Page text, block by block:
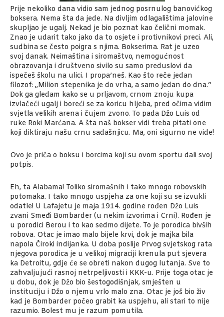
Prije nekoliko dana vidio sam jednog posrnulog banovićkog
boksera. Nema šta da jede. Na divljim odlagalištima jalovine
skupljao je ugalj. Nekad je bio poznat kao čelični momak.
Znao je udarit tako jako da to osjete i protivnikovi preci. Ali,
sudbina se često poigra s njima. Bokserima. Rat je uzeo
svoj danak. Neimaština i siromaštvo, nemogućnost
obrazovanja i društveno sivilo su samo preduslovi da
ispečeš školu na ulici. I propa’neš. Kao što reče jedan
filozof: „Milion stepenika je do vrha, a samo jedan do dna.“
Dok ga gledam kako se u prljavom, crnom znoju kupa
izvlačeći ugalj i boreći se za koricu hljeba, pred očima vidim
svjetla velikih arena i čujem zvono. To pada Džo Luis od
ruke Roki Marćana. A šta naš bokser vidi treba pitati one
koji diktiraju našu crnu sadašnjicu. Ma, oni sigurno ne vide!
Ovo je priča o boksu i borcima koji su ovom sportu dali svoj
potpis.
Eh, ta Alabama! Toliko siromašnih i tako mnogo robovskih
potomaka. I tako mnogo uspjeha za one koji su se izvukli
odatle! U Lafajetu je maja 1914. godine rođen Džo Luis
zvani Smeđi Bombarder (u nekim izvorima i Crni). Rođen je
u porodici Berou i to kao sedmo dijete. To je porodica bivših
robova. Otac je imao malo bijele krvi, dok je majka bila
napola Čiroki indijanka. U doba poslije Prvog svjetskog rata
njegova porodica je u velikoj migraciji krenula put sjevera
ka Detroitu, gdje će se obreti nakon dugog lutanja. Sve to
zahvaljujući rasnoj netrpeljivosti i KKK-u. Prije toga otac je
u dobu, dok je Džo bio šestogodišnjak, smješten u
instituciju i Džo o njemu vrlo malo zna. Otac je još bio živ
kad je Bombarder počeo grabit ka uspjehu, ali stari to nije
razumio. Bolest mu je razum pomutila.